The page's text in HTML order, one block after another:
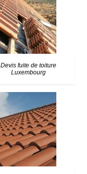
Devis fuite de toiture
Luxembourg